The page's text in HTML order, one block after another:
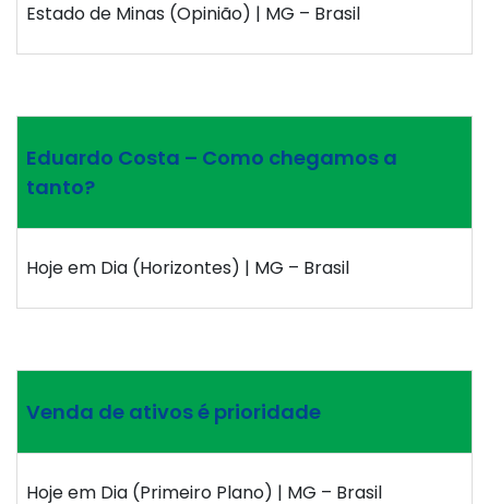
Estado de Minas (Opinião) | MG – Brasil
Eduardo Costa – Como chegamos a
tanto?
Hoje em Dia (Horizontes) | MG – Brasil
Venda de ativos é prioridade
Hoje em Dia (Primeiro Plano) | MG – Brasil